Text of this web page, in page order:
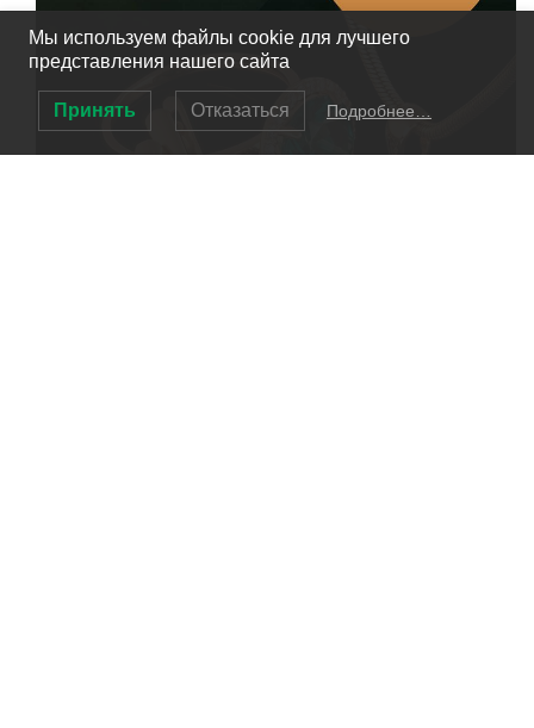
Мы используем файлы cookie для лучшего
представления нашего сайта
Принять Отказаться Подробнее…